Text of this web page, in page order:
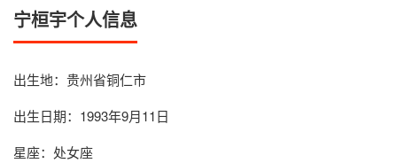
宁桓宇个人信息
出生地：贵州省铜仁市
出生日期：1993年9月11日
星座：处女座